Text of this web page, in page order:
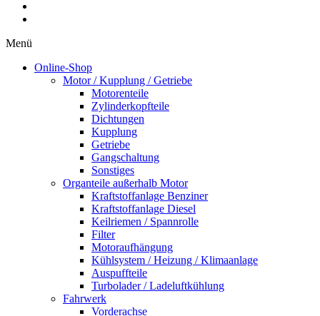
Menü
Online-Shop
Motor / Kupplung / Getriebe
Motorenteile
Zylinderkopfteile
Dichtungen
Kupplung
Getriebe
Gangschaltung
Sonstiges
Organteile außerhalb Motor
Kraftstoffanlage Benziner
Kraftstoffanlage Diesel
Keilriemen / Spannrolle
Filter
Motoraufhängung
Kühlsystem / Heizung / Klimaanlage
Auspuffteile
Turbolader / Ladeluftkühlung
Fahrwerk
Vorderachse